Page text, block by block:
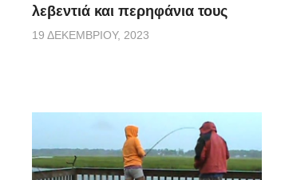
λεβεντιά και περηφάνια τους
19 ΔΕΚΕΜΒΡΊΟΥ, 2023